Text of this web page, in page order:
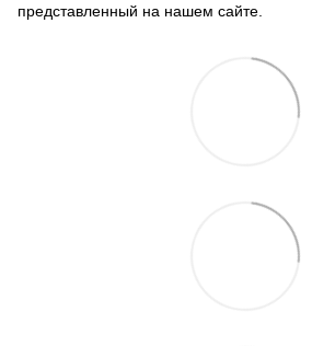
представленный на нашем сайте.